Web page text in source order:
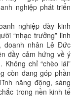
nghiệp phát triển
nghiệp dày kinh
“nhạc trưởng” linh
doanh nhân Lê Đức
đầy cảm hứng về ý
chỉ “chèo lái”
còn đang góp phần
năng động, sáng
trong nền kinh tế